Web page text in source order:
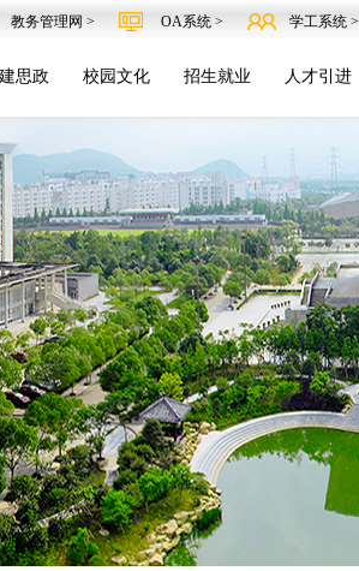
教务管理网 > OA系统 > 学工系统 >
思政 校园文化 招生就业 人才引进